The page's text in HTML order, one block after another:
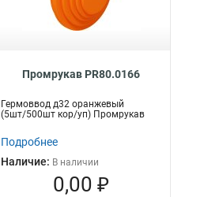
Промрукав PR80.0166
Гермоввод д32 оранжевый
(5шт/500шт кор/уп) Промрукав
Подробнее
Наличие: В наличии
0,00 ₽